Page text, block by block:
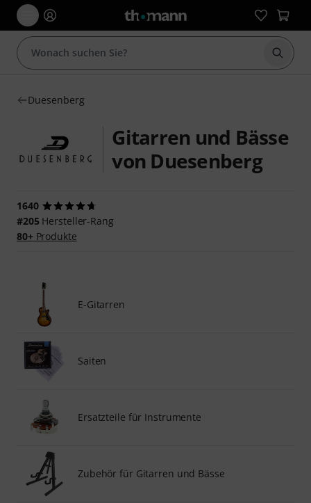
Suche
Duesenberg
Gitarren und Bässe
von Duesenberg
1640
#205 Hersteller-Rang
80+Produkte
E-Gitarren
Saiten
Ersatzteile für Instrumente
Zubehör für Gitarren und Bässe